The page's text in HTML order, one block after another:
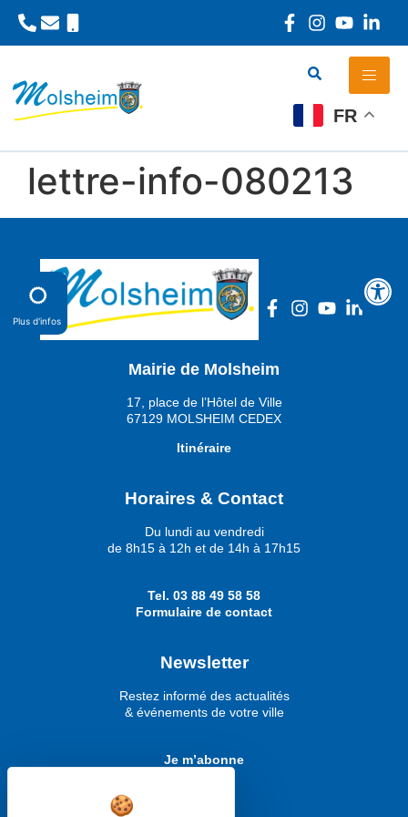
FR
lettre-info-080213
Mairie de Molsheim
17, place de l’Hôtel de Ville
67129 MOLSHEIM CEDEX
Itinéraire
Horaires & Contact
Du lundi au vendredi
de 8h15 à 12h et de 14h à 17h15
Tel. 03 88 49 58 58
Formulaire de contact
Newsletter
Restez informé des actualités
& événements de votre ville
Je m’abonne
Plus d'infos
Panneau de gestion des cookies